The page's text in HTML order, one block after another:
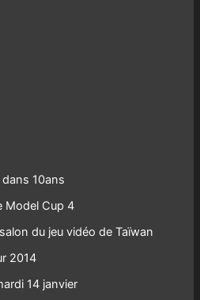
10ans
Model Cup 4
du jeu vidéo de Taïwan
2014
14 janvier